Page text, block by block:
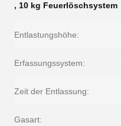
, 10 kg Feuerlöschsystem
Entlastungshöhe:
Erfassungssystem:
Zeit der Entlassung:
Gasart: